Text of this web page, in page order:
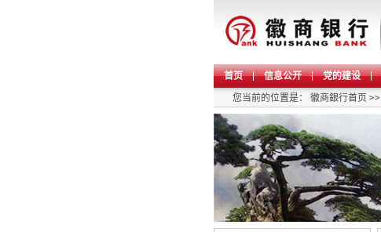
首页 信息公开 党的建设
您当前的位置是： 徽商銀行首页 >>